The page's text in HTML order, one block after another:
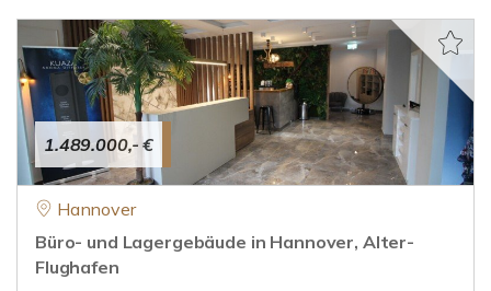
1.489.000,- €
Hannover
Büro- und Lagergebäude in Hannover, Alter-
Flughafen